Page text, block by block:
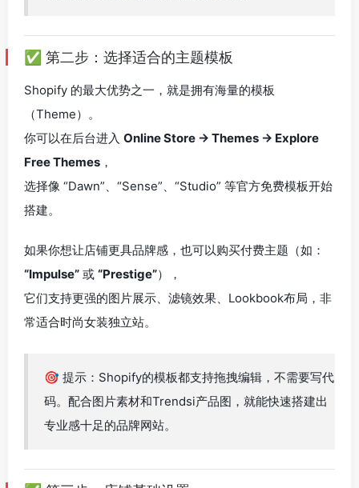
✅ 第二步：选择适合的主题模板
Shopify 的最大优势之一，就是拥有海量的模板
（Theme）。
你可以在后台进入 Online Store → Themes → Explore
Free Themes ，
选择像 “Dawn”、“Sense”、“Studio” 等官方免费模板开始
搭建。
如果你想让店铺更具品牌感，也可以购买付费主题（如：
“Impulse” 或 “Prestige”），
它们支持更强的图片展示、滤镜效果、Lookbook布局，非
常适合时尚女装独立站。
🎯 提示：Shopify的模板都支持拖拽编辑，不需要写代
码。配合图片素材和Trendsi产品图，就能快速搭建出
专业感十足的品牌网站。